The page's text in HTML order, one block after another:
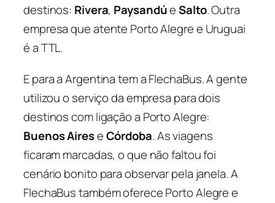
destinos: Rivera, PaysandúeSalto. Outra
empresa que atente Porto Alegre e Uruguai
é a TTL.
E para a Argentina tem a FlechaBus. A gente
utilizou o serviço da empresa para dois
destinos com ligação a Porto Alegre:
Buenos AireseCórdoba. As viagens
ficaram marcadas, o que não faltou foi
cenário bonito para observar pela janela. A
FlechaBus também oferece Porto Alegre e